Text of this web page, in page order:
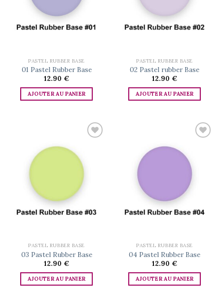
PASTEL RUBBER BASE
01 Pastel Rubber Base
12.90 €
AJOUTER AU PANIER
PASTEL RUBBER BASE
02 Pastel rubber Base
12.90 €
AJOUTER AU PANIER
Add to
wishlist
PASTEL RUBBER BASE
03 Pastel Rubber Base
12.90 €
AJOUTER AU PANIER
wishlist
PASTEL RUBBER BASE
04 Pastel Rubber Base
12.90 €
AJOUTER AU PANIER